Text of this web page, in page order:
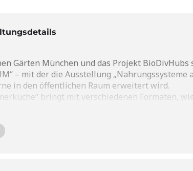
Gärten München und das Projekt BioDivHubs
– mit der die Ausstellung
in den öffentlichen Raum erweitert wird.
bringt mit verschiedenen Formaten,